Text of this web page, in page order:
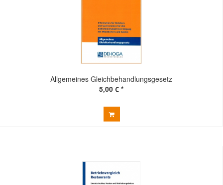
Allgemeines Gleichbehandlungsgesetz
5,00 € *